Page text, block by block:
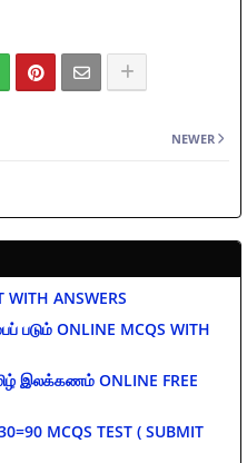
NEWER
ANSWERS
படும் ONLINE MCQS WITH
இலக்கணம் ONLINE FREE
MCQS TEST ( SUBMIT